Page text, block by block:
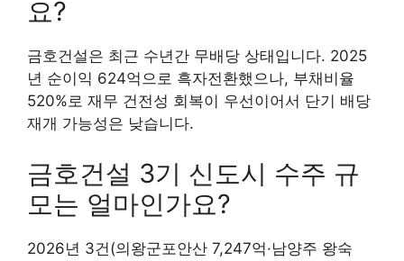
요?
금호건설은 최근 수년간 무배당 상태입니다. 2025
년 순이익 624억으로 흑자전환했으나, 부채비율
520%로 재무 건전성 회복이 우선이어서 단기 배당
재개 가능성은 낮습니다.
금호건설 3기 신도시 수주 규
모는 얼마인가요?
2026년 3건(의왕군포안산 7,247억·남양주 왕숙